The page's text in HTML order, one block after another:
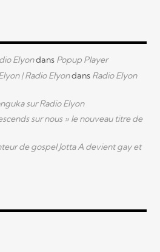
Elyondans Popup Player
| Radio Elyondans Radio Elyon
sur Radio Elyon
sur nous » le nouveau titre de
de gospel Jotta A devient gay et